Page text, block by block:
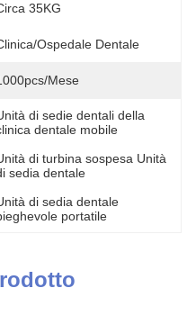
35KG
ospedale Dentale
mese
di sedie dentali della
dentale mobile
di turbina sospesa Unità
sedia dentale
di sedia dentale
portatile